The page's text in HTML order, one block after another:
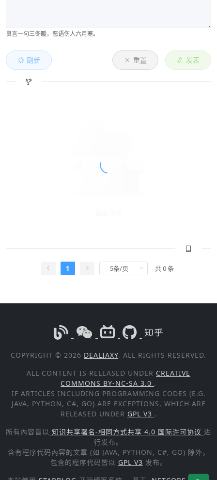
良言一句三冬暖，恶语伤人六月寒。
刷新 重置 发表
1 共 0 条
COPYRIGHT © 2026 DEALIAXY. ALL RIGHTS RESERVED.
ALL CONTENT IS RELEASED UNDER CREATIVE
COMMONS BY-NC-SA 3.0 .
IF ARTICLES INCLUDING PROGRAMMING CODES (E.G.
JAVA, PYTHON, C#, GO) ARE EXCEPTIONS, WHICH ARE
RELEASED UNDER GPL V3 .
所有內容皆以 知识共享署名-相同方式共享 4.0 国际许可协议 进
行发布。
含有程序代码內容的文章 (如 JAVA, PYTHON, C#, GO) 除外，
包含的程序代码皆以 GPL V3 发布。